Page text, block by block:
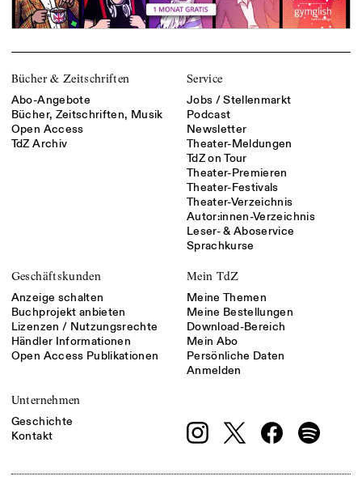
Bücher & Zeitschriften
Abo-Angebote
Bücher, Zeitschriften, Musik
Open Access
TdZ Archiv
Service
Jobs / Stellenmarkt
Podcast
Newsletter
Theater-Meldungen
TdZ on Tour
Theater-Premieren
Theater-Festivals
Theater-Verzeichnis
Autor:innen-Verzeichnis
Leser- & Aboservice
Sprachkurse
Geschäftskunden
Anzeige schalten
Buchprojekt anbieten
Lizenzen / Nutzungsrechte
Händler Informationen
Open Access Publikationen
Mein TdZ
Meine Themen
Meine Bestellungen
Download-Bereich
Mein Abo
Persönliche Daten
Anmelden
Unternehmen
Geschichte
Kontakt